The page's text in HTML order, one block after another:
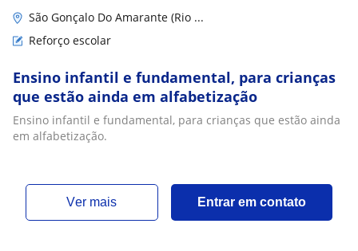
São Gonçalo Do Amarante (Rio ...
Reforço escolar
Ensino infantil e fundamental, para crianças
que estão ainda em alfabetização
Ensino infantil e fundamental, para crianças que estão ainda
em alfabetização.
ver mais Entrar em contato